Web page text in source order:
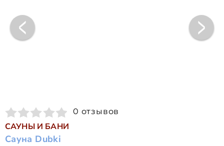
0 отзывов
САУНЫ И БАНИ
Сауна Dubki